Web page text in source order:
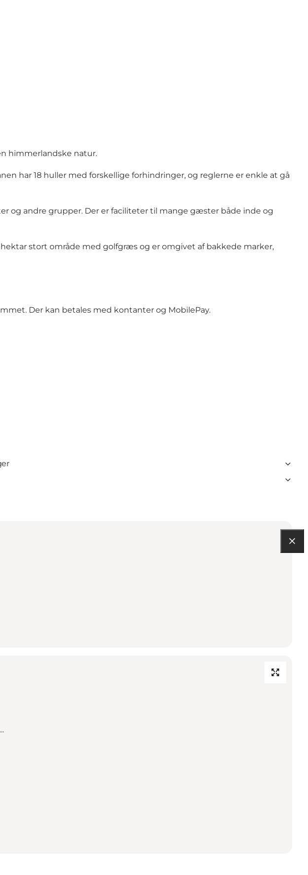
himmerlandske natur.
har 18 huller med forskellige forhindringer, og reglerne er enkle at gå
og andre grupper. Der er faciliteter til mange gæster både inde og
stort område med golfgræs og er omgivet af bakkede marker,
Der kan betales med kontanter og MobilePay.